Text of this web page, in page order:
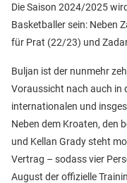
Die Saison 2024/2025
Basketballer sein: Neben
für Prat (22/23) und
Buljan ist der nunmehr
Voraussicht nach auch in
internationalen und
Neben dem Kroaten, den
und Kellan Grady steht
Vertrag – sodass vier
August der offizielle